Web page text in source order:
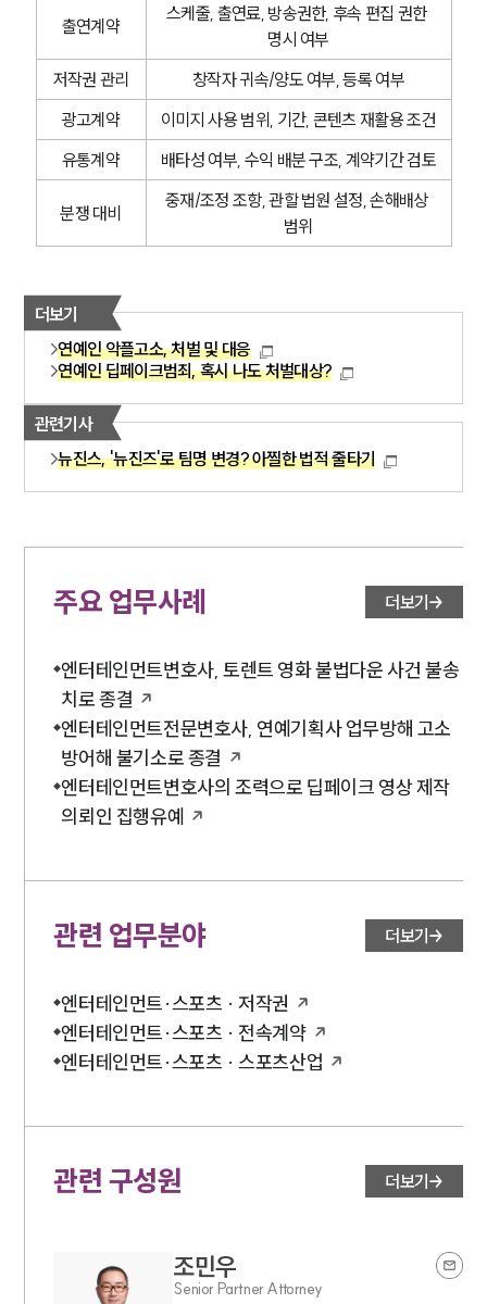
출연계약
스케줄, 출연료, 방송권한, 후속 편집 권한
명시 여부
저작권 관리
창작자 귀속/양도 여부, 등록 여부
광고계약
이미지 사용 범위, 기간, 콘텐츠 재활용 조건
유통계약
배타성 여부, 수익 배분 구조, 계약기간 검토
분쟁 대비
중재/조정 조항, 관할 법원 설정, 손해배상
범위
더보기
연예인 악플고소, 처벌 및 대응
연예인 딥페이크범죄, 혹시 나도 처벌대상?
관련기사
뉴진스, '뉴진즈'로 팀명 변경? 아찔한 법적 줄타기
주요 업무사례 더보기
엔터테인먼트변호사, 토렌트 영화 불법다운 사건 불송
치로 종결
엔터테인먼트전문변호사, 연예기획사 업무방해 고소
방어해 불기소로 종결
엔터테인먼트변호사의 조력으로 딥페이크 영상 제작
의뢰인 집행유예
관련 업무분야 더보기
엔터테인먼트·스포츠 · 저작권
엔터테인먼트·스포츠 · 전속계약
엔터테인먼트·스포츠 · 스포츠산업
관련 구성원 더보기
조민우
Senior Partner Attorney